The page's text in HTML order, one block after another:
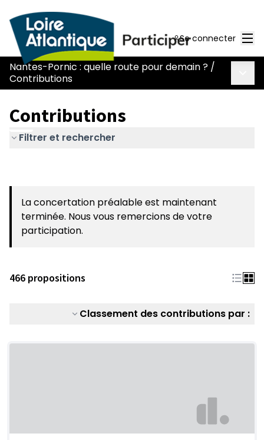
Se connecter
Nantes-Pornic : quelle route pour demain ? /
Contributions
Contributions
Filtrer et rechercher
La concertation préalable est maintenant
terminée. Nous vous remercions de votre
participation.
466 propositions
Classement des contributions par :